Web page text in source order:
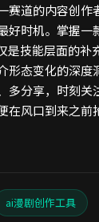
赛道的内容创作
好时机。掌握一
是技能层面的补
形态变化的深度
多分享，时刻关
在风口到来之前
ai漫剧创作工具